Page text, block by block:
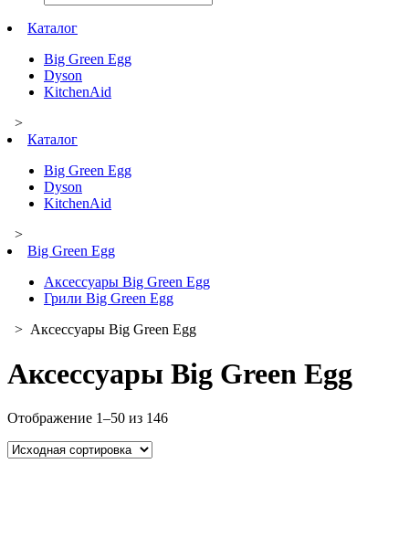
Каталог
Big Green Egg
Dyson
KitchenAid
>
Каталог
Big Green Egg
Dyson
KitchenAid
>
Big Green Egg
Аксессуары Big Green Egg
Грили Big Green Egg
> Аксессуары Big Green Egg
Аксессуары Big Green Egg
Отображение 1–50 из 146